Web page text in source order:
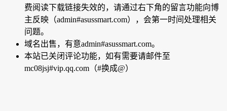
费阅读下载链接失效的，请通过右下角的留言功能向博
主反映（admin#asussmart.com），会第一时间处理相关
问题。
域名出售，有意admin#asussmart.com。
本站已关闭评论功能，如有需要请邮件至
mc08jsj#vip.qq.com（#换成@）